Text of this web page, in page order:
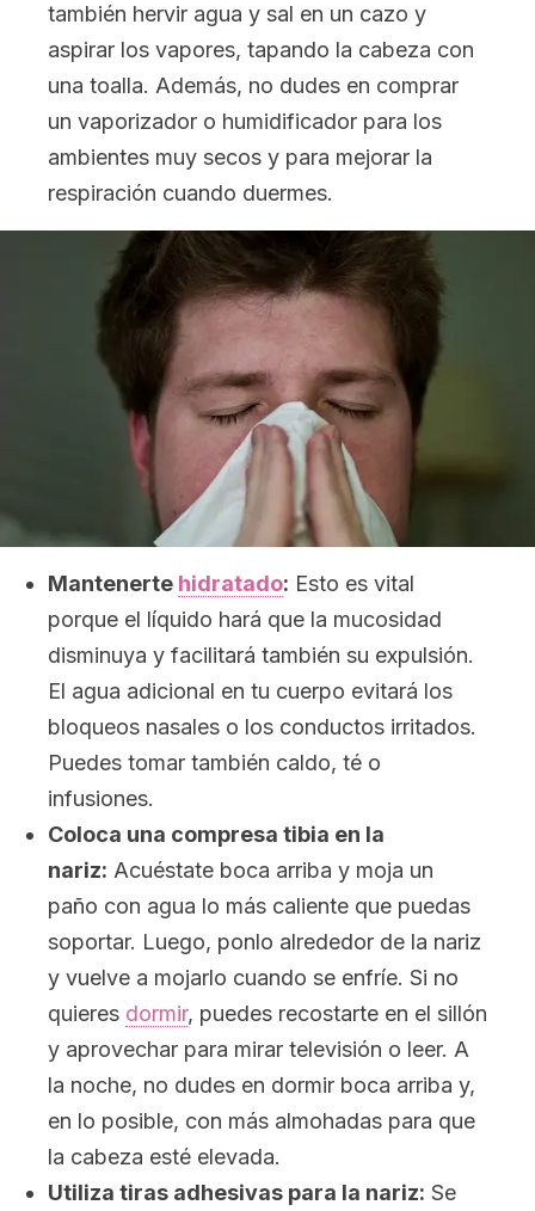
también hervir agua y sal en un cazo y
aspirar los vapores, tapando la cabeza con
una toalla. Además, no dudes en comprar
un vaporizador o humidificador para los
ambientes muy secos y para mejorar la
respiración cuando duermes.
Mantenerte hidratado: Esto es vital
porque el líquido hará que la mucosidad
disminuya y facilitará también su expulsión.
El agua adicional en tu cuerpo evitará los
bloqueos nasales o los conductos irritados.
Puedes tomar también caldo, té o
infusiones.
Coloca una compresa tibia en la
nariz: Acuéstate boca arriba y moja un
paño con agua lo más caliente que puedas
soportar. Luego, ponlo alrededor de la nariz
y vuelve a mojarlo cuando se enfríe. Si no
quieres dormir, puedes recostarte en el sillón
y aprovechar para mirar televisión o leer. A
la noche, no dudes en dormir boca arriba y,
en lo posible, con más almohadas para que
la cabeza esté elevada.
Utiliza tiras adhesivas para la nariz: Se